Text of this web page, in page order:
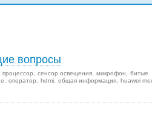
вопросы
процессор сенсор освещения микрофон
битые
оператор hdmi общая информация huawei